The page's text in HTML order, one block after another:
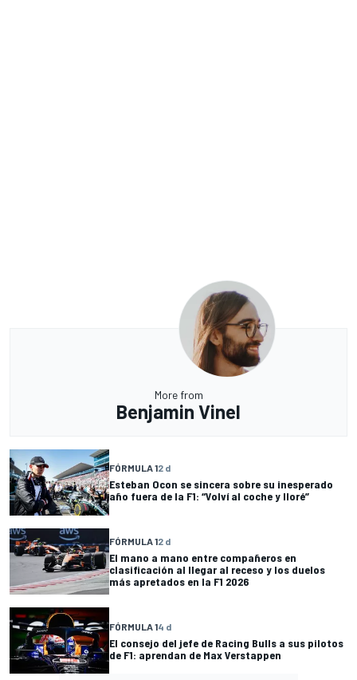
More from
Benjamin Vinel
FÓRMULA 12 d
Esteban Ocon se sincera sobre su inesperado
año fuera de la F1: “Volví al coche y lloré”
FÓRMULA 12 d
El mano a mano entre compañeros en
clasificación al llegar al receso y los duelos
más apretados en la F1 2026
FÓRMULA 14 d
El consejo del jefe de Racing Bulls a sus pilotos
de F1: aprendan de Max Verstappen